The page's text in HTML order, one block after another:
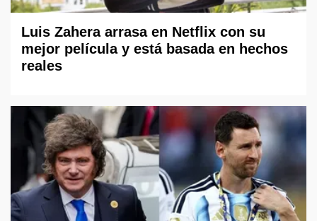
Luis Zahera arrasa en Netflix con su
mejor película y está basada en hechos
reales